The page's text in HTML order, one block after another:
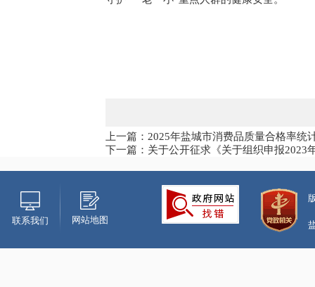
上一篇：2025年盐城市消费品质量合格率
下一篇：关于公开征求《关于组织申报2023
联系我们 网站地图